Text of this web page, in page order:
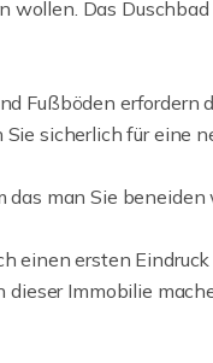
wollen. Das
Fußböden erfordern
sicherlich für eine
das man Sie beneiden
einen ersten
Immobilie